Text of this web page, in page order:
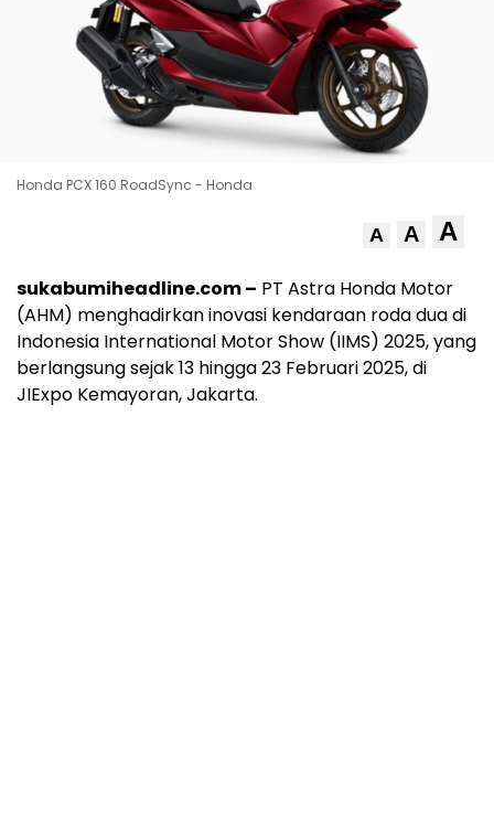
Honda PCX 160 RoadSync - Honda
A A A
sukabumiheadline.com – PT Astra Honda Motor
(AHM) menghadirkan inovasi kendaraan roda dua di
Indonesia International Motor Show (IIMS) 2025, yang
berlangsung sejak 13 hingga 23 Februari 2025, di
JIExpo Kemayoran, Jakarta.